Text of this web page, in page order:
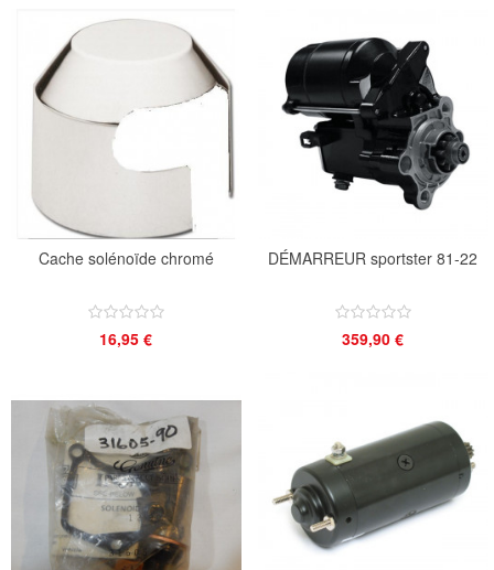
Cache solénoïde chromé
16,95 €
DÉMARREUR sportster 81-22
359,90 €